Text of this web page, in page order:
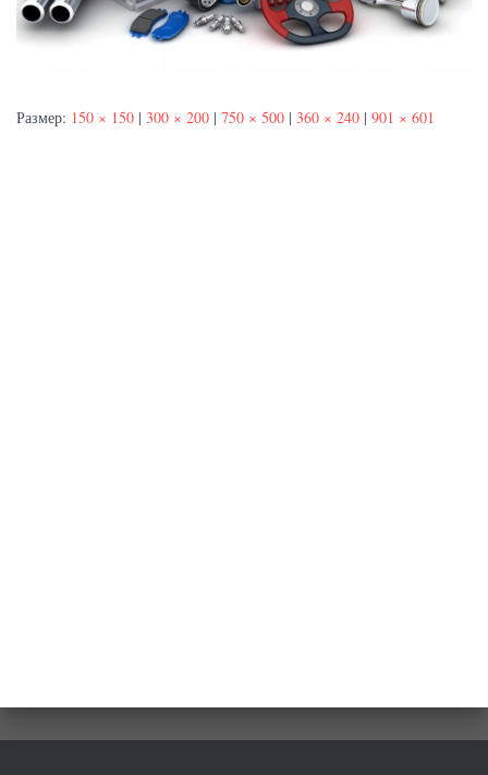
Размер: 150 × 150 | 300 × 200 | 750 × 500 | 360 × 240 | 901 × 601